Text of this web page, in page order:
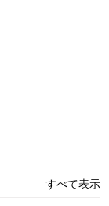
すべて表示